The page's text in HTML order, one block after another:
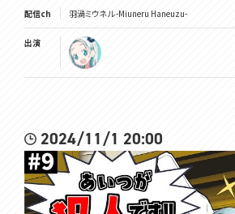
配信ch 羽渦ミウネル -Miuneru Haneuzu-
出演
2024/11/1 20:00